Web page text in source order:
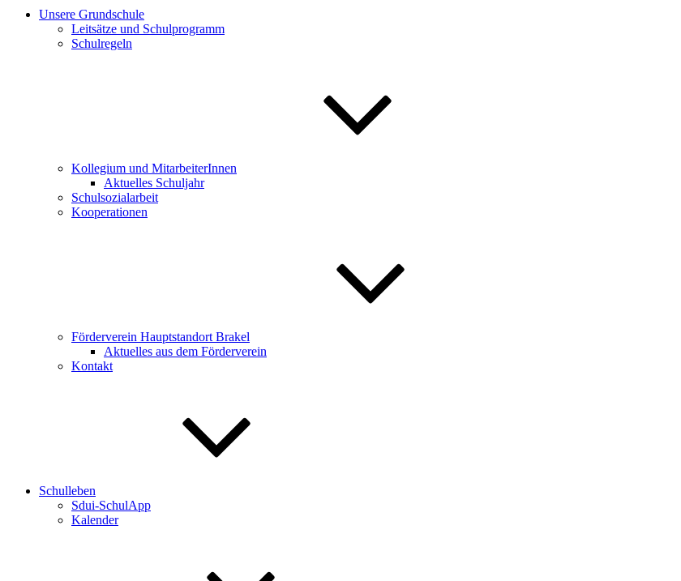
Unsere Grundschule
Leitsätze und Schulprogramm
Schulregeln
Kollegium und MitarbeiterInnen
Aktuelles Schuljahr
Schulsozialarbeit
Kooperationen
Förderverein Hauptstandort Brakel
Aktuelles aus dem Förderverein
Kontakt
Schulleben
Sdui-SchulApp
Kalender